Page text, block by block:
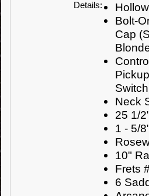
Details:
Bolt-
Cap
Switch
Neck
25 1/
1 - 5/
10"
Frets
6